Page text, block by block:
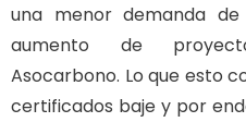
una menor demanda
aumento de
Asocarbono. Lo que esto
certificados baje y por